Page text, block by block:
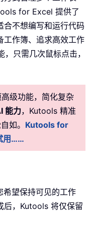
for Excel 提供了
合不想编写和运行代码
工作簿、追求高效工作
只需几次鼠标点击，
级功能，简化复杂
能力，Kutools 精准
如。 Kutools for
用……
希望保持可见的工作
后，Kutools 将仅保留